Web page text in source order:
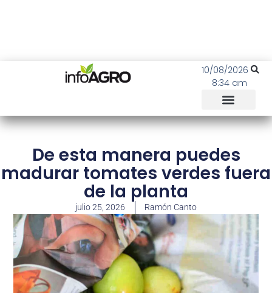
10/08/2026
8:34 am
De esta manera puedes
madurar tomates verdes fuera
de la planta
julio 25, 2026 Ramón Canto